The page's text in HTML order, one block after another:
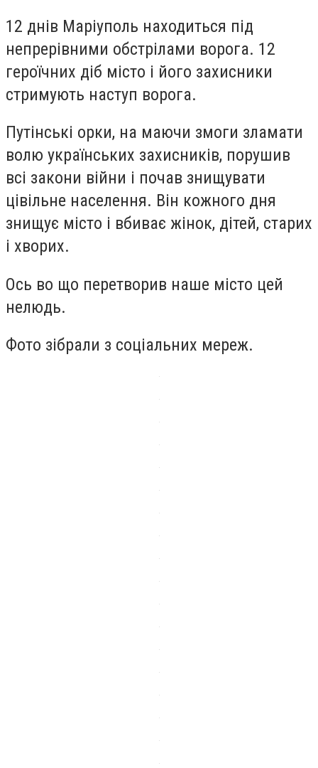
12 днів Маріуполь находиться під
непрерівними обстрілами ворога. 12
героїчних діб місто і його захисники
стримують наступ ворога.
Путінські орки, на маючи змоги зламати
волю українських захисників, порушив
всі закони війни і почав знищувати
цівільне населення. Він кожного дня
знищує місто і вбиває жінок, дітей, старих
і хворих.
Ось во що перетворив наше місто цей
нелюдь.
Фото зібрали з соціальних мереж.